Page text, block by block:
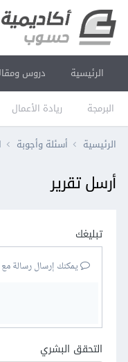
الرئيسية دروس
البرمجة ريادة الأعمال
الرئيسية أسئلة وأجوبة
أرسل تقرير
تبليغك
يمكنك إرسال رسالة مع
التحقق البشري